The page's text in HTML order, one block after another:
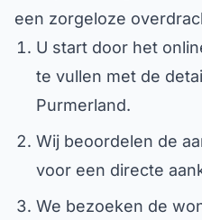
een zorgeloze
U start door het
te vullen met de
Purmerland.
Wij beoordelen de
voor een directe
We bezoeken de